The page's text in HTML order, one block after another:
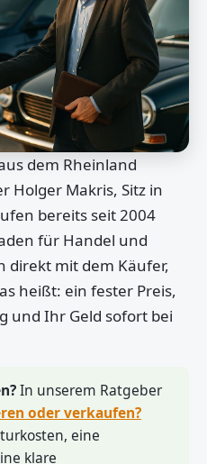
dem Rheinland
Holger Makris, Sitz in
bereits seit 2004
für Handel und
direkt mit dem Käufer,
heißt: ein fester Preis,
und Ihr Geld sofort bei
In unserem Ratgeber
oder verkaufen?
eine
klare